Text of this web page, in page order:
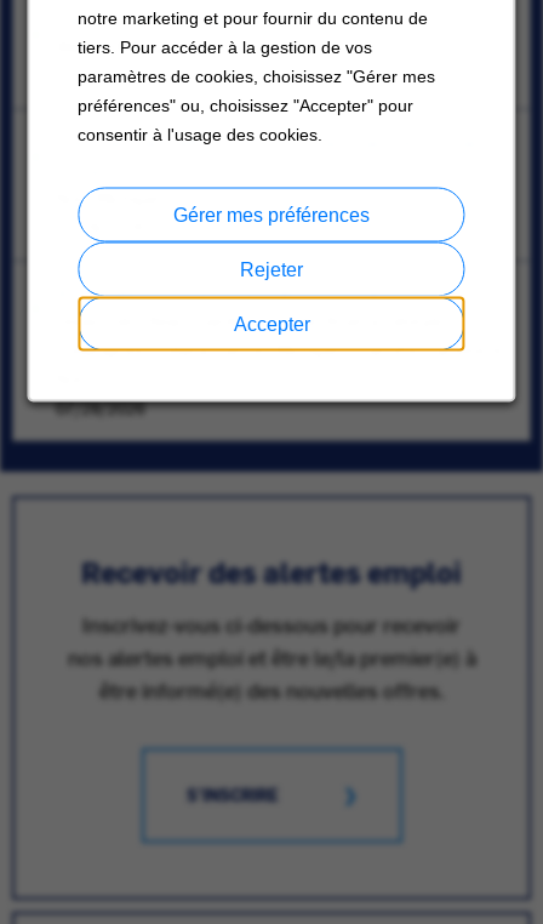
notre marketing et pour fournir du contenu de
tiers. Pour accéder à la gestion de vos
paramètres de cookies, choisissez "Gérer mes
préférences" ou, choisissez "Accepter" pour
consentir à l'usage des cookies.
Accepter
Rejeter
Gérer mes préférences
Carrier HVAC Rentals Technician III
Warren, Michigan
07/30/2026
Commercial HVAC Chiller Journeyman Technician –
Novi, Michigan
07/28/2026
Associate Director - Joint Ventures Sales
Texas; Palm Beach Gardens, Floride; Atlanta, Géorgie;
Indianapolis, Indiana; Canton, Michigan; Charlotte, Caroline du
07/28/2026
Recevoir des alertes emploi
Inscrivez-vous ci-dessous pour recevoir
nos alertes emploi et être le/la premier(e) à
être informé(e) des nouvelles offres.
S'INSCRIRE